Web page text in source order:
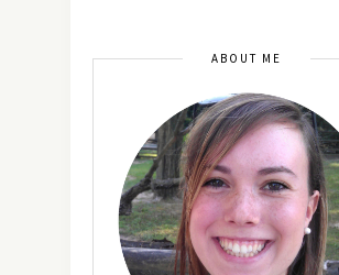
ABOUT ME